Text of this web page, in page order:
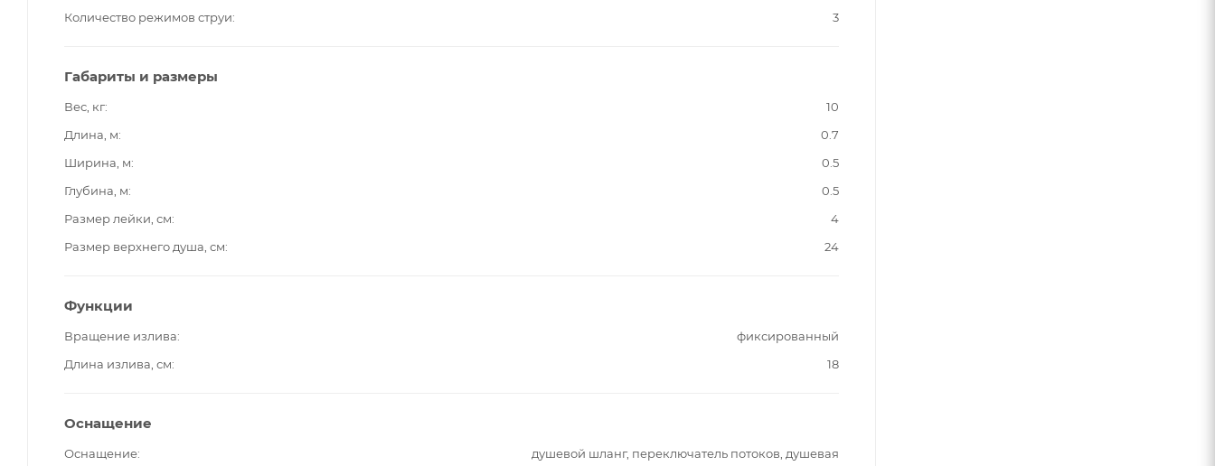
Количество режимов струи
3
Габариты и размеры
Вес, кг
10
Длина, м
0.7
Ширина, м
0.5
Глубина, м
0.5
Размер лейки, см
4
Размер верхнего душа, см
24
Функции
Вращение излива
фиксированный
Длина излива, см
18
Оснащение
Оснащение
душевой шланг, переключатель потоков, душевая